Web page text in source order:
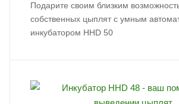
Подарите своим близким
собственных цыплят с умным
инкубатором HHD 50